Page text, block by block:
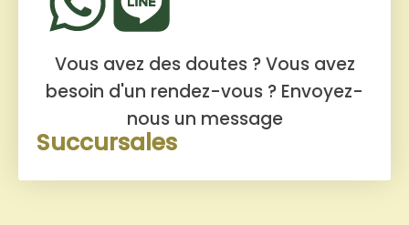
Vous avez des doutes ? Vous avez
besoin d'un rendez-vous ? Envoyez-
nous un message
Succursales